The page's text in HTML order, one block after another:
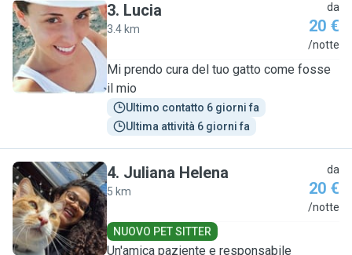
L
3. Lucia
3.4 km
da
20 €
/notte
Mi prendo cura del tuo gatto come fosse
il mio
Ultimo contatto 6 giorni fa
Ultima attività 6 giorni fa
J
4. Juliana Helena
5 km
da
20 €
/notte
NUOVO PET SITTER
Un'amica paziente e responsabile